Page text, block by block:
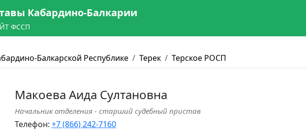
Кабардино-Балкарии
ФССП
Балкарской Республике Терек Терское РОСП
Макоева Аида Султановна
Начальник отделения - старший судебный пристав
Телефон: +7 (866) 242-7160